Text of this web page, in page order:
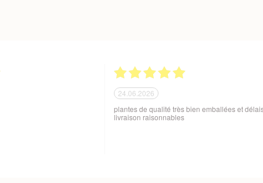
soigné des produits
21.06.2026
Tout est parfait. Je suis enchantée Quoi de
Excellente maison et plantes de qualité. Merci